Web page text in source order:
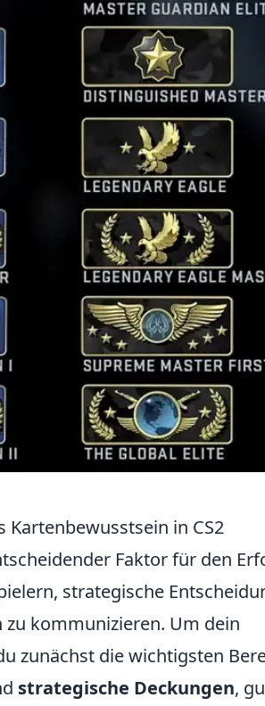
Kartenbewusstsein in CS2
Faktor für den
strategische
kommunizieren. Um dein
zunächst die wichtigsten
strategische Deckungen,